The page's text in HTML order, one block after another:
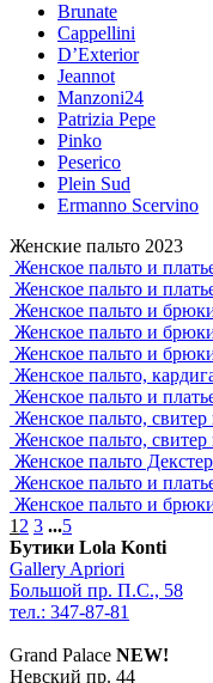
Brunate
Cappellini
D’Exterior
Jeannot
Manzoni24
Patrizia Pepe
Pinko
Peserico
Plein Sud
Ermanno Scervino
Женские пальто 2023
Женское пальто и
Женское пальто и
Женское пальто и
Женское пальто и
Женское пальто и
Женское пальто,
Женское пальто и
Женское пальто,
Женское пальто,
Женское пальто
Женское пальто и
Женское пальто и
1 2 3 ...5
Бутики Lola Konti
Gallery Apriori
Большой пр. П.С., 58
тел.: 347-87-81
Grand Palace NEW!
Невский пр. 44